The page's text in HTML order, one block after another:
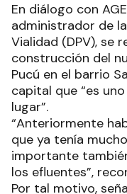
En diálogo con
administrador de
Vialidad (DPV), se
construcción del
Pucú en el barrio
capital que “es
lugar”.
“Anteriormente
que ya tenía
importante
los efluentes”,
Por tal motivo,